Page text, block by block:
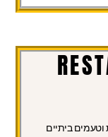
וטעמים ביתיים